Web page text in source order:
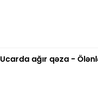
Ucarda ağır qəza -